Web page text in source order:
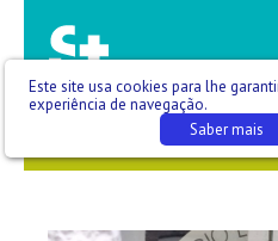
SAÚDE QUE SE VÊ
Este site usa cookies para lhe
experiência de navegação.
Saber mais